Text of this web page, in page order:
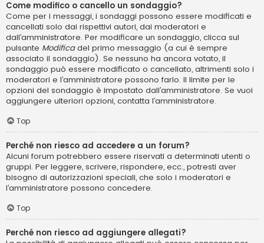
Come modifico o cancello un sondaggio?
Come per i messaggi, i sondaggi possono essere modificati e
cancellati solo dai rispettivi autori, dai moderatori e
dall’amministratore. Per modificare un sondaggio, clicca sul
pulsante Modificadel primo messaggio (a cui è sempre
associato il sondaggio). Se nessuno ha ancora votato, il
sondaggio può essere modificato o cancellato, altrimenti solo i
moderatori e l’amministratore possono farlo. Il limite per le
opzioni del sondaggio è impostato dall’amministratore. Se vuoi
aggiungere ulteriori opzioni, contatta l’amministratore.
Top
Perché non riesco ad accedere a un forum?
Alcuni forum potrebbero essere riservati a determinati utenti o
gruppi. Per leggere, scrivere, rispondere, ecc., potresti aver
bisogno di autorizzazioni speciali, che solo i moderatori e
l’amministratore possono concedere.
Top
Perché non riesco ad aggiungere allegati?